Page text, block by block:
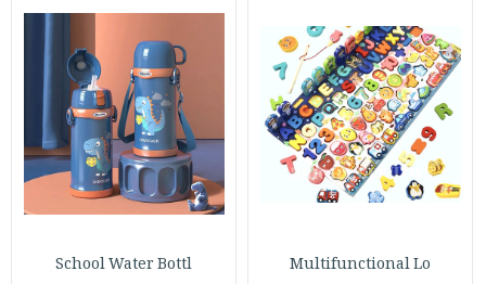
Multifunctional Lo
School Water Bottl